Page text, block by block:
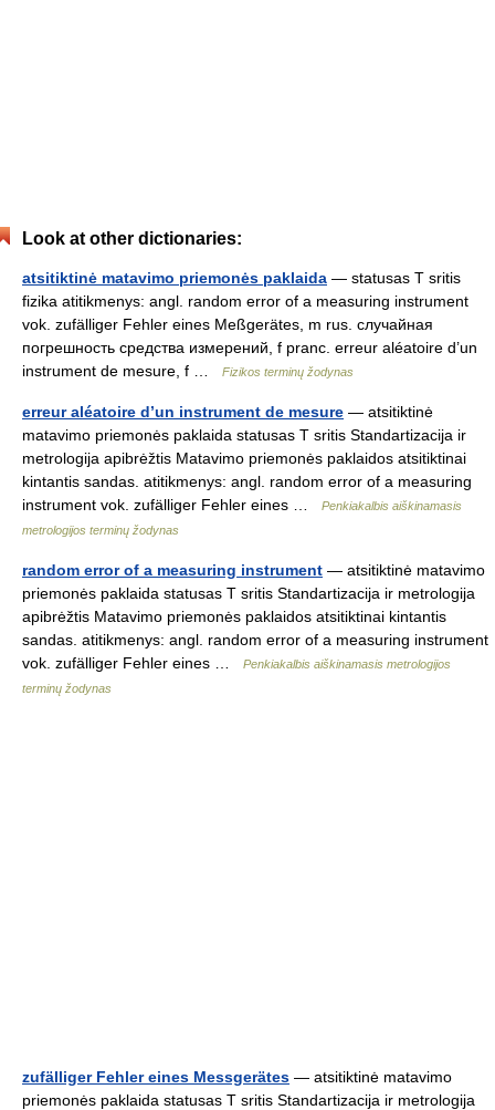
Look at other dictionaries:
atsitiktinė matavimo priemonės paklaida — statusas T sritis
fizika atitikmenys: angl. random error of a measuring instrument
vok. zufälliger Fehler eines Meßgerätes, m rus. случайная
погрешность средства измерений, f pranc. erreur aléatoire d’un
instrument de mesure, f …
Fizikos terminų žodynas
erreur aléatoire d’un instrument de mesure — atsitiktinė
matavimo priemonės paklaida statusas T sritis Standartizacija ir
metrologija apibrėžtis Matavimo priemonės paklaidos atsitiktinai
kintantis sandas. atitikmenys: angl. random error of a measuring
instrument vok. zufälliger Fehler eines …
Penkiakalbis aiškinamasis
metrologijos terminų žodynas
random error of a measuring instrument — atsitiktinė matavimo
priemonės paklaida statusas T sritis Standartizacija ir metrologija
apibrėžtis Matavimo priemonės paklaidos atsitiktinai kintantis
sandas. atitikmenys: angl. random error of a measuring instrument
vok. zufälliger Fehler eines …
Penkiakalbis aiškinamasis metrologijos
terminų žodynas
zufälliger Fehler eines Messgerätes — atsitiktinė matavimo
priemonės paklaida statusas T sritis Standartizacija ir metrologija